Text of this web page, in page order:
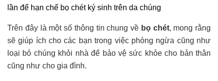
lần để hạn chế bọ chét ký sinh trên da chúng
Trên đây là một số thông tin chung về bọ chét, mong rằng
sẽ giúp ích cho các bạn trong việc phòng ngừa cũng như
loại bỏ chúng khỏi nhà để bảo vệ sức khỏe cho bản thân
cũng như cho gia đình.